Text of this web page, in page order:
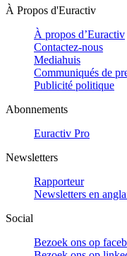
À Propos d'Euractiv
À propos d’Euractiv
Contactez-nous
Mediahuis
Communiqués de
Publicité politique
Abonnements
Euractiv Pro
Newsletters
Rapporteur
Newsletters en
Social
Bezoek ons op